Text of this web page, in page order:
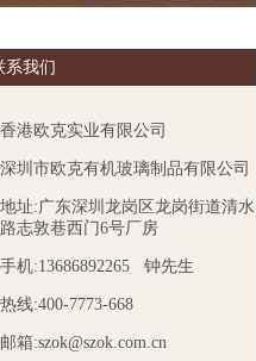
系我们
香港欧克实业有限公司
深圳市欧克有机玻璃制品有限公司
地址:广东深圳龙岗区龙岗街道清水
路志敦巷西门6号厂房
手机:13686892265 钟先生
热线:400-7773-668
邮箱:szok@szok.com.cn